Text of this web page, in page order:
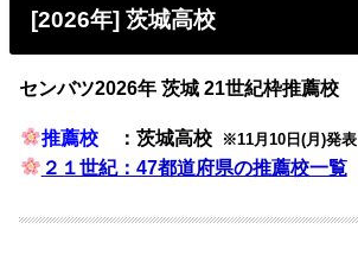
[2026年] 茨城高校
センバツ2026年 茨城 21世紀枠推薦校
推薦校 ：茨城高校 ※11月10日(月)発表
２１世紀：47都道府県の推薦校一覧